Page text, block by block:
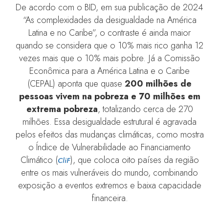
De acordo com o BID, em sua publicação de 2024
“As complexidades da desigualdade na América
Latina e no Caribe”, o contraste é ainda maior
quando se considera que o 10% mais rico ganha 12
vezes mais que o 10% mais pobre. Já a Comissão
Econômica para a América Latina e o Caribe
(CEPAL) aponta que quase 200 milhões de
pessoas vivem na pobreza e 70 milhões em
extrema pobreza, totalizando cerca de 270
milhões. Essa desigualdade estrutural é agravada
pelos efeitos das mudanças climáticas, como mostra
o Índice de Vulnerabilidade ao Financiamento
Climático (CliF), que coloca oito países da região
entre os mais vulneráveis do mundo, combinando
exposição a eventos extremos e baixa capacidade
financeira.